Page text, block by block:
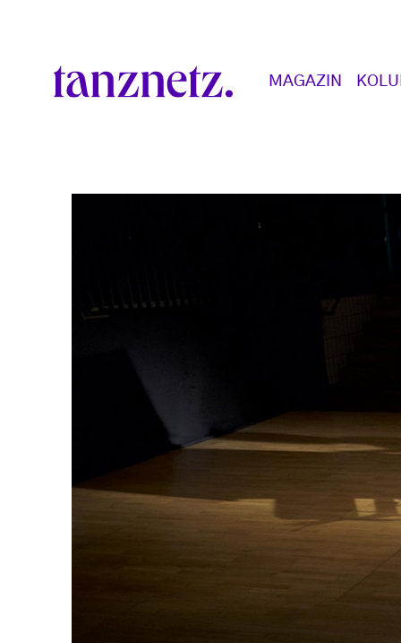
Main navigation
MAGAZIN